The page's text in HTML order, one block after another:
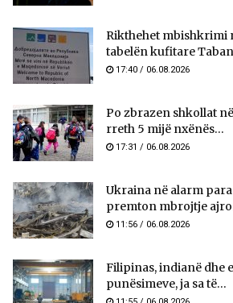
Rikthehet mbishkrimi
tabelën kufitare
17:40 / 06.08.2026
Po zbrazen shkollat
rreth 5 mijë nxënës...
17:31 / 06.08.2026
Ukraina në alarm
premton mbrojtje
11:56 / 06.08.2026
Filipinas, indianë dhe
punësimeve, ja sa të...